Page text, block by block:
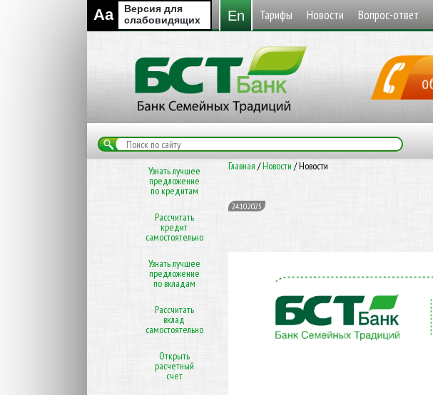
Aa
Версия для
слабовидящих
En Тарифы Новости Вопрос-ответ
Узнать лучшее
предложение
по кредитам
Рассчитать
кредит
самостоятельно
Узнать лучшее
предложение
по вкладам
Рассчитать
вклад
самостоятельно
Открыть
расчетный
счет
Главная /Новости / Новости
24.10.2025